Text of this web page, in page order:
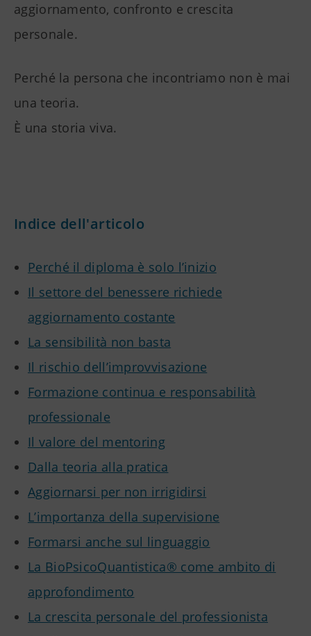
aggiornamento, confronto e crescita
personale.
Perché la persona che incontriamo non è mai
una teoria.
È una storia viva.
Indice dell'articolo
Perché il diploma è solo l’inizio
Il settore del benessere richiede
aggiornamento costante
La sensibilità non basta
Il rischio dell’improvvisazione
Formazione continua e responsabilità
professionale
Il valore del mentoring
Dalla teoria alla pratica
Aggiornarsi per non irrigidirsi
L’importanza della supervisione
Formarsi anche sul linguaggio
La BioPsicoQuantistica® come ambito di
approfondimento
La crescita personale del professionista